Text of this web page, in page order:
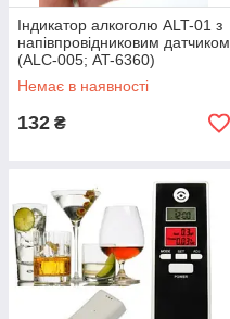
Індикатор алкоголю ALT-01 з
напівпровідниковим датчиком
(ALС-005; AT-6360)
Немає в наявності
132 ₴